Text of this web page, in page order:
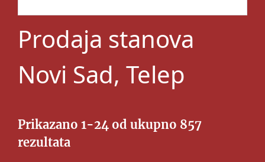
Prodaja stanova
Novi Sad, Telep
Prikazano 1-24 od ukupno 857
rezultata